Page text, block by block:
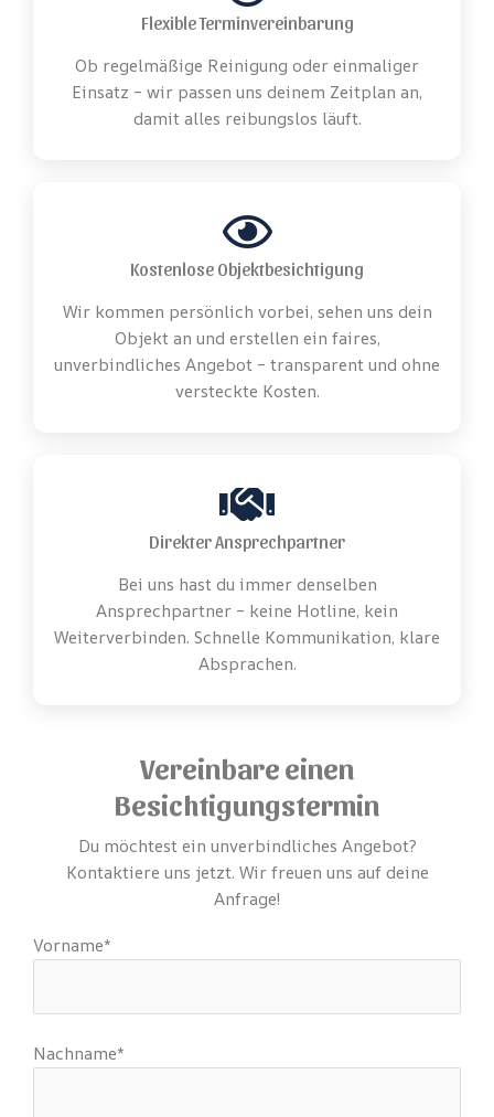
Vereinbare einen
Besichtigungstermin
Du möchtest ein unverbindliches Angebot?
Kontaktiere uns jetzt. Wir freuen uns auf deine
Anfrage!
Vorname*
Nachname*
Flexible Terminvereinbarung
Ob regelmäßige Reinigung oder einmaliger
Einsatz – wir passen uns deinem Zeitplan an,
damit alles reibungslos läuft.
Kostenlose Objektbesichtigung
Wir kommen persönlich vorbei, sehen uns dein
Objekt an und erstellen ein faires,
unverbindliches Angebot – transparent und ohne
versteckte Kosten.
Direkter Ansprechpartner
Bei uns hast du immer denselben
Ansprechpartner – keine Hotline, kein
Weiterverbinden. Schnelle Kommunikation, klare
Absprachen.